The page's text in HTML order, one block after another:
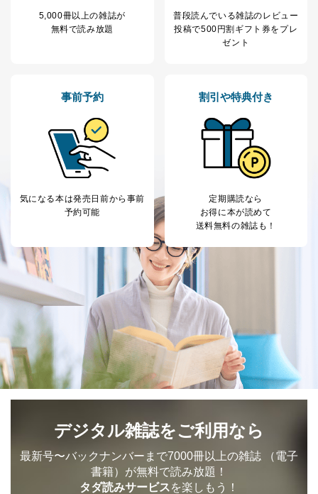
広告のため
当社にお問合わせ
お問い合わせ対応、トラブル対
処、オペレーター教育など応対品
当社カスタマーQ＆
Aサービス利用者
ｅメール等によるカスタマーQ＆A
サイトのサービス内容のご案内の
ｅメール等による商品、サービ
ス、キャンペーン等の広告に関す
個人情報
当社の従業者の個
人事、総務などの雇用管理等のた
6
により当社の
定期購読サービス
等をご利用の方の
個人情報
購入商品配送のため
提携企業及びお客様がご購入され
た商品の発売元企業からのｅメー
ル等による商品、
サービス、キャンペーン等の広告
に関するご案内のため
7
SNS公式アカウン
トに登録された方
の個人情報
当社のサービス利用状況の把握お
よびその分析のため
お問い合わせ対応、トラブル対
処、オペレーター教育など応対品
質向上のため
その他当社のプライバシーポリシ
ー等にて公表する利用目的達成の
※上記の利用目的のうちNo.1～5については保有個人デ
開示等のご請求に対応させていただきます。
なお、6、7については、パートナー（提携企業）様又は
各SNS運営会社様にご請求いただきますようお願い致し
5,000冊以上の雑誌が
無料で読み放題
普段読んでいる雑誌のレビュー
投稿で500円割ギフト券をプレ
ゼント
事前予約
気になる本は発売日前から事前
予約可能
割引や特典付き
定期購読なら
お得に本が読めて
送料無料の雑誌も！
デジタル雑誌をご利用なら
最新号〜バックナンバーまで7000冊以上の雑誌 （電子
書籍）が無料で読み放題！
タダ読みサービスを楽しもう！